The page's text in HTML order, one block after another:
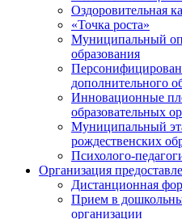
Оздоровительная
«Точка роста»
Муниципальный
образования
дополнительного
Инновационные
образовательных
Муниципальный
рождественских
Психолого-
Организация
Дистанционная
Прием в
организации